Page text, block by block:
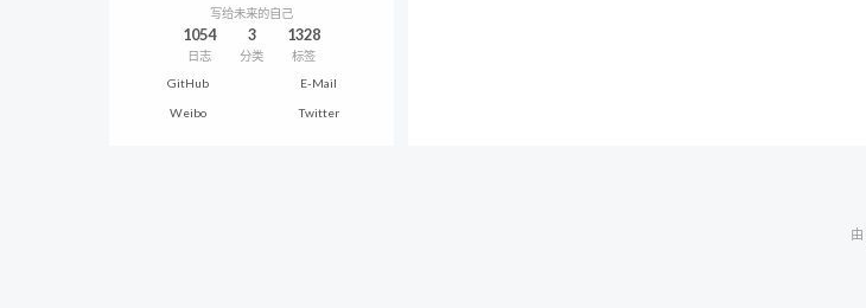
写给未来的自己
1054
日志
3
分类
1328
标签
GitHub
E-Mail
Weibo Twitter
由